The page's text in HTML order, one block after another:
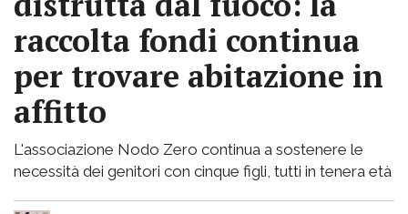
raccolta fondi continua
per trovare abitazione in
affitto
L'associazione Nodo Zero continua a sostenere le
necessità dei genitori con cinque figli, tutti in tenera età